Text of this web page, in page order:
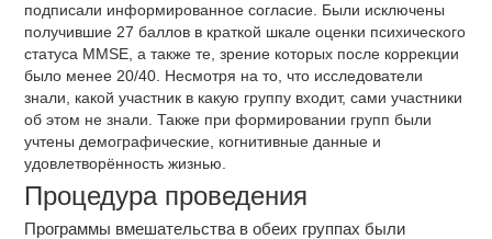
подписали информированное согласие. Были исключены
получившие 27 баллов в краткой шкале оценки психического
статуса MMSE, а также те, зрение которых после коррекции
было менее 20/40. Несмотря на то, что исследователи
знали, какой участник в какую группу входит, сами участники
об этом не знали. Также при формировании групп были
учтены демографические, когнитивные данные и
удовлетворённость жизнью.
Процедура проведения
Программы вмешательства в обеих группах были